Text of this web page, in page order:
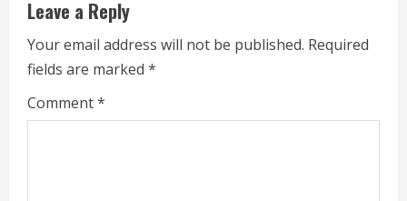
Leave a Reply
Your email address will not be published. Required
fields are marked *
Comment*